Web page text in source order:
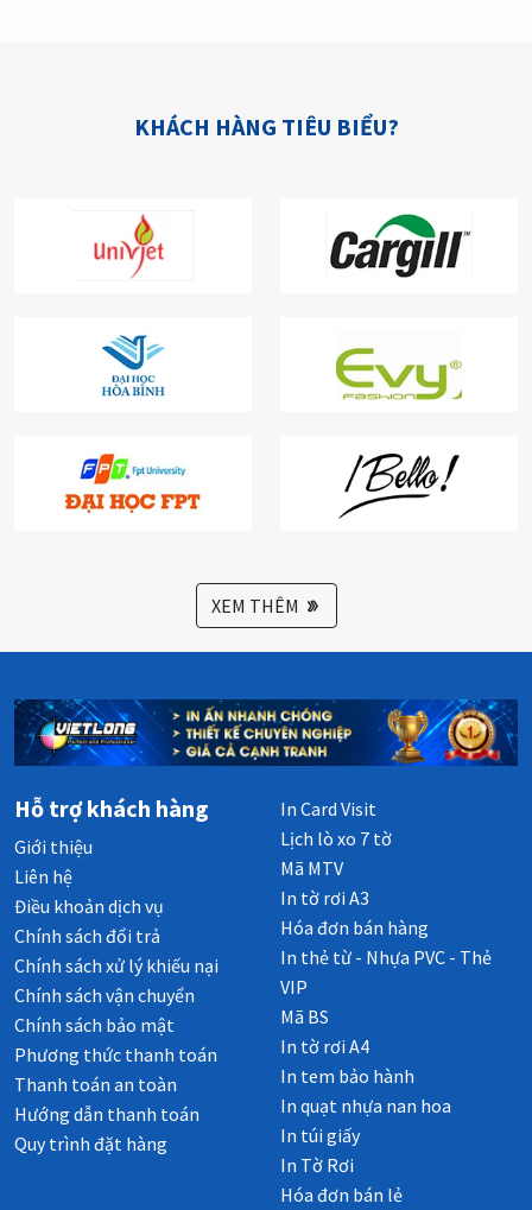
KHÁCH HÀNG TIÊU BIỂU?
XEM THÊM
Hỗ trợ khách hàng
Giới thiệu
Liên hệ
Điều khoản dịch vụ
Chính sách đổi trả
Chính sách xử lý khiếu nại
Chính sách vận chuyển
Chính sách bảo mật
Phương thức thanh toán
Thanh toán an toàn
Hướng dẫn thanh toán
Quy trình đặt hàng
In Card Visit
Lịch lò xo 7 tờ
Mã MTV
In tờ rơi A3
Hóa đơn bán hàng
In thẻ từ - Nhựa PVC - Thẻ
VIP
Mã BS
In tờ rơi A4
In tem bảo hành
In quạt nhựa nan hoa
In túi giấy
In Tờ Rơi
Hóa đơn bán lẻ